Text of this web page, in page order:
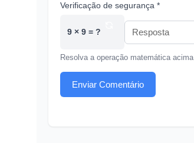
Verificação de segurança *
9 × 9 = ?
Resolva a operação matemática acima
Enviar Comentário